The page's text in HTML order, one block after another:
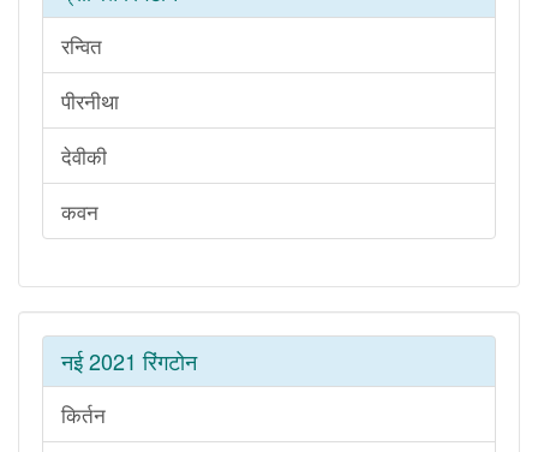
रन्वित
पीरनीथा
देवीकी
कवन
नई 2021 रिंगटोन
किर्तन